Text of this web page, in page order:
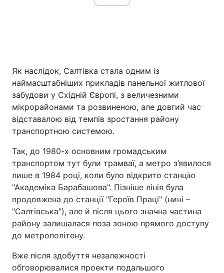
Як наслідок, Салтівка стала одним із
наймасштабніших прикладів панельної житлової
забудови у Східній Європі, з величезними
мікрорайонами та розвиненою, але довгий час
відставалою від темпів зростання району
транспортною системою.
Так, до 1980-х основним громадським
транспортом тут були трамваї, а метро з’явилося
лише в 1984 році, коли було відкрито станцію
"Академіка Барабашова". Пізніше лінія була
продовжена до станції "Героїв Праці" (нині –
"Салтівська"), але й після цього значна частина
району залишалася поза зоною прямого доступу
до метрополітену.
Вже після здобуття незалежності
обговорювалися проекти подальшого